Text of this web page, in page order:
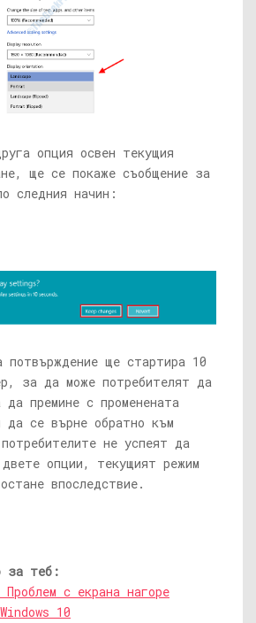
опция освен текущия
ще се покаже съобщение за
следния начин:
потвърждение ще стартира 10
за да може потребителят да
премине с променената
да се върне обратно към
не успеят да
опции, текущият режим
впоследствие.
за теб:
Проблем с екрана нагоре
10